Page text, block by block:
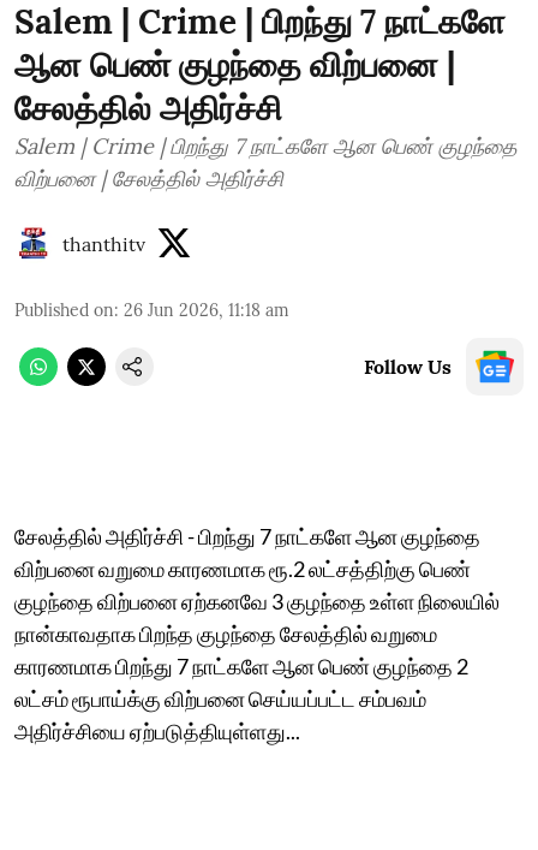
Salem | Crime | பிறந்து 7 நாட்களே
ஆன பெண் குழந்தை விற்பனை |
சேலத்தில் அதிர்ச்சி
Salem | Crime | பிறந்து 7 நாட்களே ஆன பெண் குழந்தை
விற்பனை | சேலத்தில் அதிர்ச்சி
thanthitv
Published on: 26 Jun 2026, 11:18 am
Follow Us
சேலத்தில் அதிர்ச்சி - பிறந்து 7 நாட்களே ஆன குழந்தை
விற்பனை வறுமை காரணமாக ரூ.2 லட்சத்திற்கு பெண்
குழந்தை விற்பனை ஏற்கனவே 3 குழந்தை உள்ள நிலையில்
நான்காவதாக பிறந்த குழந்தை சேலத்தில் வறுமை
காரணமாக பிறந்து 7 நாட்களே ஆன பெண் குழந்தை 2
லட்சம் ரூபாய்க்கு விற்பனை செய்யப்பட்ட சம்பவம்
அதிர்ச்சியை ஏற்படுத்தியுள்ளது...